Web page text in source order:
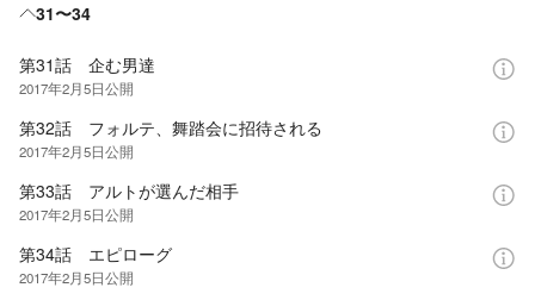
31〜34
第31話 企む男達
2017年2月5日公開
第32話 フォルテ、舞踏会に招待される
2017年2月5日公開
第33話 アルトが選んだ相手
2017年2月5日公開
第34話 エピローグ
2017年2月5日公開